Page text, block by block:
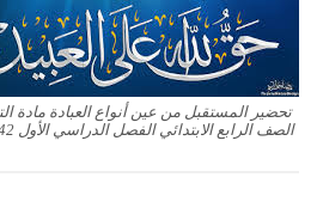
تحضير المستقبل من عين أنواع العبادة مادة
الصف الرابع الابتدائي الفصل الدراسي الأول 1442 هـ